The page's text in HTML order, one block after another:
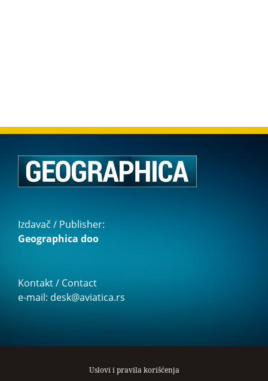
Izdavač / Publisher:
Geographica doo
Kontakt / Contact
e-mail: desk@aviatica.rs
Uslovi i pravila korišćenja